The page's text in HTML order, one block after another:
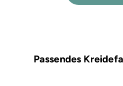
Passendes